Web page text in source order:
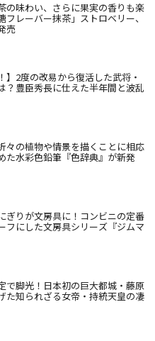
の味わい、さらに果実の香りも楽
フレーバー抹茶」ストロベリー、
売
】2度の改易から復活した武将・
？豊臣秀長に仕えた半年間と波乱
々の植物や情景を描くことに相応
た水彩色鉛筆『色辞典』が新発
ぎりが文房具に！コンビニの定番
フにした文房具シリーズ『ジムマ
で脚光！日本初の巨大都城・藤原
た知られざる女帝・持統天皇の凄